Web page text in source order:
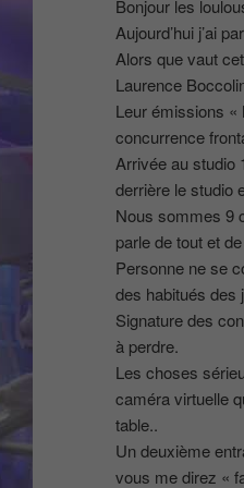
Bonjour les
Aujourd’hui j’ai
Alors que vaut
Laurence
Leur émissions «
concurrence
Arrivée au studio
derrière le studio
Nous sommes 9
parle de tout et
Personne ne se
des habitués
Signature des
à perdre.
Les choses
caméra virtuelle
table..
Un deuxième
vous me direz «